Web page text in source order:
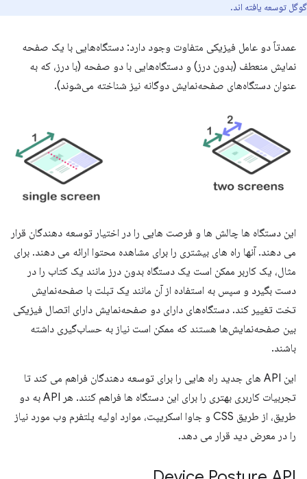
گوگل توسعه یافته اند.
عمدتاً دو عامل فیزیکی متفاوت وجود دارد: دستگاه‌هایی با یک صفحه
نمایش منعطف (بدون درز) و دستگاه‌هایی با دو صفحه (با درز، که به
عنوان دستگاه‌های صفحه‌نمایش دوگانه نیز شناخته می‌شوند).
این دستگاه ها چالش ها و فرصت هایی را در اختیار توسعه دهندگان قرار
می دهند. آنها راه های بیشتری را برای مشاهده محتوا ارائه می دهند. برای
مثال، یک کاربر ممکن است یک دستگاه بدون درز مانند یک کتاب را در
دست بگیرد و سپس به استفاده از آن مانند یک تبلت با صفحه‌نمایش
تخت تغییر کند. دستگاه‌های دارای دو صفحه‌نمایش دارای اتصال فیزیکی
بین صفحه‌نمایش‌ها هستند که ممکن است نیاز به حساب‌گیری داشته
باشند.
این API های جدید راه هایی را برای توسعه دهندگان فراهم می کند تا
تجربیات کاربری بهتری را برای این دستگاه ها فراهم کنند. هر API به دو
طریق، از طریق CSS و جاوا اسکریپت، موارد اولیه پلتفرم وب مورد نیاز
را در معرض دید قرار می دهد.